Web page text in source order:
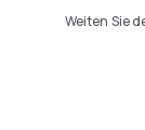
Weiten Sie